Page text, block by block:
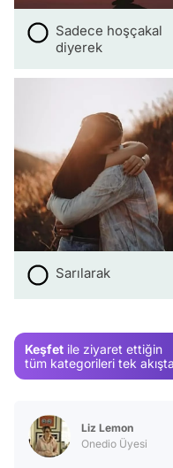
Sadece hoşçakal
diyerek
Sarılarak
Keşfet ile ziyaret ettiğin
tüm kategorileri tek
Liz Lemon
Onedio Üyesi